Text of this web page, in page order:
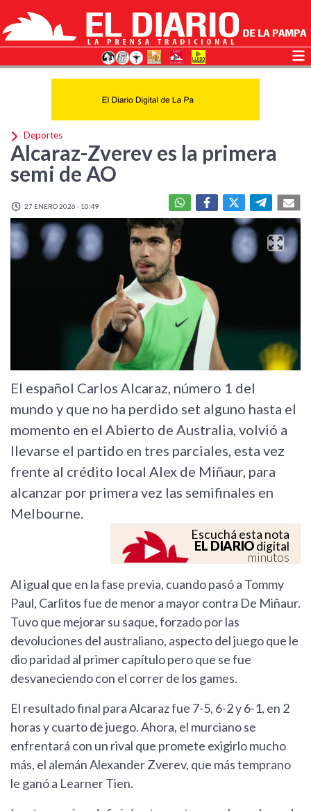
Deportes
Alcaraz-Zverev es la primera
semi de AO
27 ENERO 2026 - 10:49
El español Carlos Alcaraz, número 1 del
mundo y que no ha perdido set alguno hasta el
momento en el Abierto de Australia, volvió a
llevarse el partido en tres parciales, esta vez
frente al crédito local Alex de Miñaur, para
alcanzar por primera vez las semifinales en
Melbourne.
Escuchá esta nota
EL DIARIOdigital
minutos
Al igual que en la fase previa, cuando pasó a Tommy
Paul, Carlitos fue de menor a mayor contra De Miñaur.
Tuvo que mejorar su saque, forzado por las
devoluciones del australiano, aspecto del juego que le
dio paridad al primer capítulo pero que se fue
desvaneciendo con el correr de los games.
El resultado final para Alcaraz fue 7-5, 6-2 y 6-1, en 2
horas y cuarto de juego. Ahora, el murciano se
enfrentará con un rival que promete exigirlo mucho
más, el alemán Alexander Zverev, que más temprano
le ganó a Learner Tien.